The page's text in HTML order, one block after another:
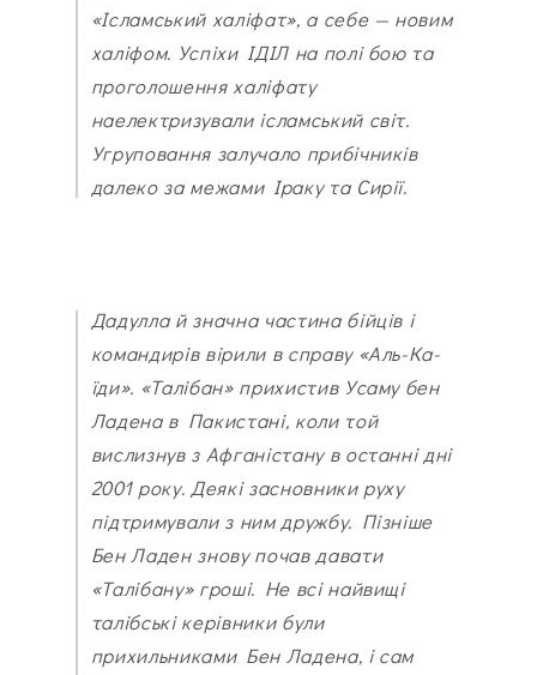
«Ісламський халіфат», а себе — новим
халіфом. Успіхи ІДІЛ на полі бою та
проголошення халіфату
наелектризували ісламський світ.
Угруповання залучало прибічників
далеко за межами Іраку та Сирії.
Дадулла й значна частина бійців і
командирів вірили в справу «Аль-Ка-
їди». «Талібан» прихистив Усаму бен
Ладена в Пакистані, коли той
вислизнув з Афганістану в останні дні
2001 року. Деякі засновники руху
підтримували з ним дружбу. Пізніше
Бен Ладен знову почав давати
«Талібану» гроші. Не всі найвищі
талібські керівники були
прихильниками Бен Ладена, і сам